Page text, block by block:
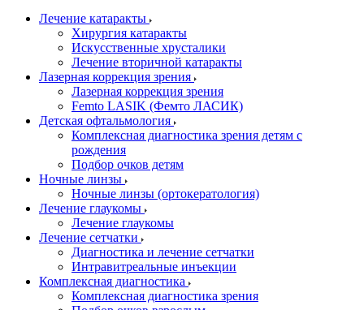
Лечение катаракты
Хирургия катаракты
Искусственные хрусталики
Лечение вторичной катаракты
Лазерная коррекция зрения
Лазерная коррекция зрения
Femto LASIK (Фемто ЛАСИК)
Детская офтальмология
Комплексная диагностика зрения детям c
рождения
Подбор очков детям
Ночные линзы
Ночные линзы (ортокератология)
Лечение глаукомы
Лечение глаукомы
Лечение сетчатки
Диагностика и лечение сетчатки
Интравитреальные инъекции
Комплексная диагностика
Комплексная диагностика зрения